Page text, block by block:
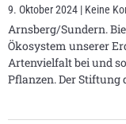
9. Oktober 2024 Keine
Arnsberg/Sundern.
Ökosystem unserer
Artenvielfalt bei und
Pflanzen. Der Stiftung